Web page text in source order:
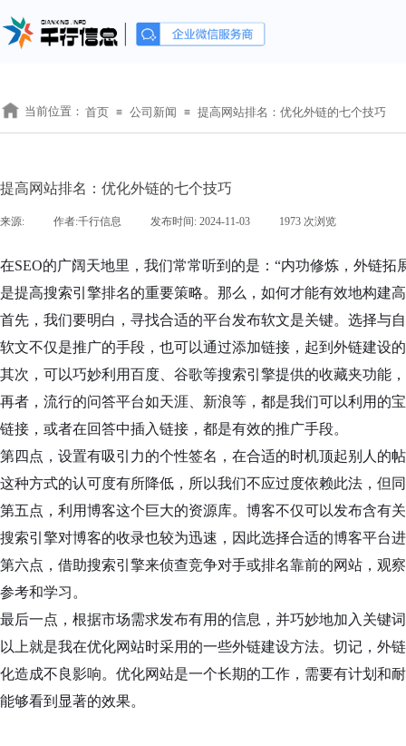
当前位置： 首页 ≡ 公司新闻 ≡ 提高网站排名：优化外链的七个技巧
提高网站排名：优化外链的七个技巧
来源: 作者:千行信息 发布时间: 2024-11-03 1973 次浏览
在SEO的广阔天地里，我们常常听到的是：“内功修炼，外链
是提高搜索引擎排名的重要策略。那么，如何才能有效地构建
首先，我们要明白，寻找合适的平台发布软文是关键。选择与
软文不仅是推广的手段，也可以通过添加链接，起到外链建设
其次，可以巧妙利用百度、谷歌等搜索引擎提供的收藏夹功能
再者，流行的问答平台如天涯、新浪等，都是我们可以利用的
链接，或者在回答中插入链接，都是有效的推广手段。
第四点，设置有吸引力的个性签名，在合适的时机顶起别人的
这种方式的认可度有所降低，所以我们不应过度依赖此法，但
第五点，利用博客这个巨大的资源库。博客不仅可以发布含有
搜索引擎对博客的收录也较为迅速，因此选择合适的博客平台
第六点，借助搜索引擎来侦查竞争对手或排名靠前的网站，观
参考和学习。
最后一点，根据市场需求发布有用的信息，并巧妙地加入关键
以上就是我在优化网站时采用的一些外链建设方法。切记，外
化造成不良影响。优化网站是一个长期的工作，需要有计划和
能够看到显著的效果。